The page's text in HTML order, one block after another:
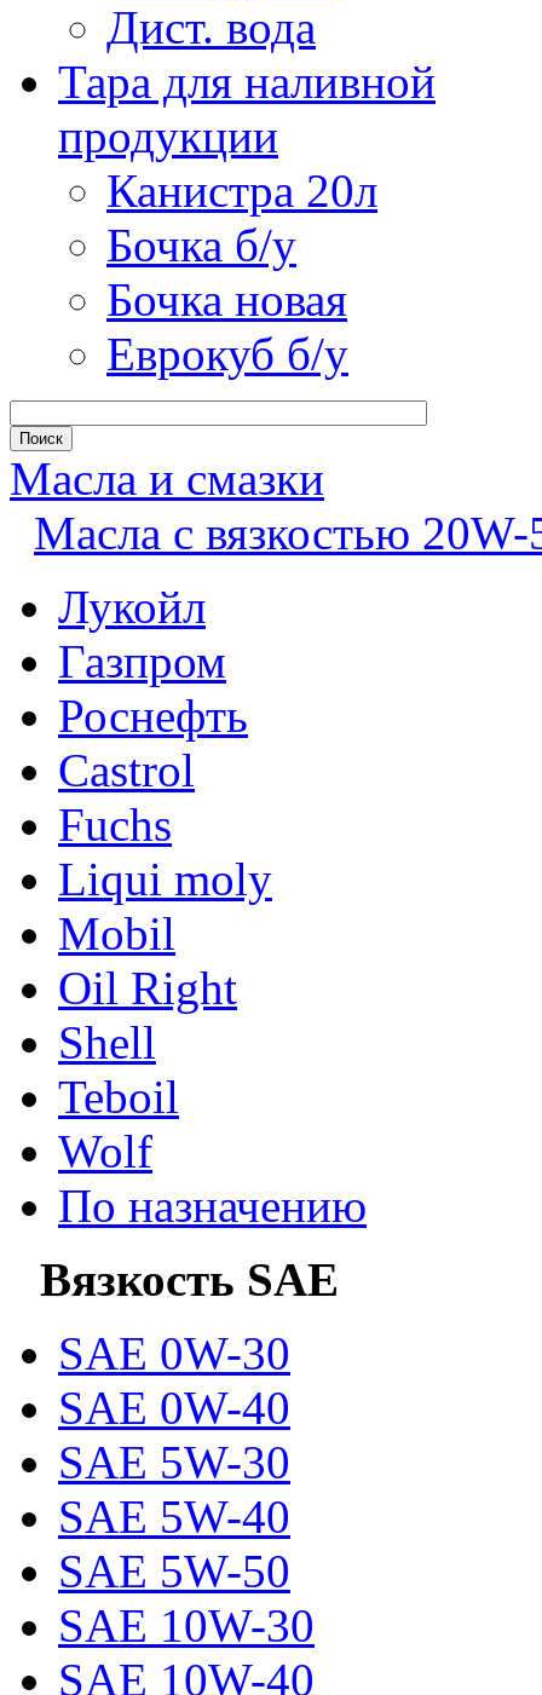
Дист. вода
Тара для наливной
продукции
Канистра 20л
Бочка б/у
Бочка новая
Еврокуб б/у
Масла и смазки
Масла с вязкостью
Лукойл
Газпром
Роснефть
Castrol
Fuchs
Liqui moly
Mobil
Oil Right
Shell
Teboil
Wolf
По назначению
Вязкость SAE
SAE 0W-30
SAE 0W-40
SAE 5W-30
SAE 5W-40
SAE 5W-50
SAE 10W-30
SAE 10W-40